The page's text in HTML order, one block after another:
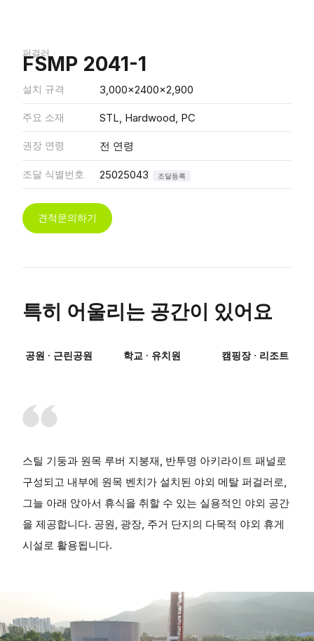
퍼걸러
FSMP 2041-1
설치 규격 3,000x2400x2,900
주요 소재 STL, Hardwood, PC
권장 연령 전 연령
조달 식별번호 25025043 조달등록
견적문의하기
특히 어울리는 공간이 있어요
공원 · 근린공원 학교 · 유치원 캠핑장 · 리조트
스틸 기둥과 원목 루버 지붕재, 반투명 아키라이트 패널로
구성되고 내부에 원목 벤치가 설치된 야외 메탈 퍼걸러로,
그늘 아래 앉아서 휴식을 취할 수 있는 실용적인 야외 공간
을 제공합니다. 공원, 광장, 주거 단지의 다목적 야외 휴게
시설로 활용됩니다.